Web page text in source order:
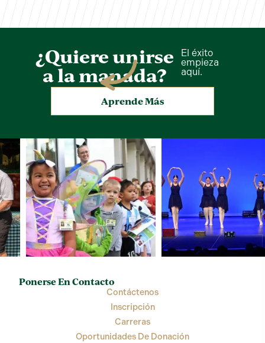
¿Quiere unirse
a la manada?
El éxito
empieza
aquí.
Aprende Más
Ponerse En Contacto
Contáctenos
Inscripción
Carreras
Oportunidades De Donación